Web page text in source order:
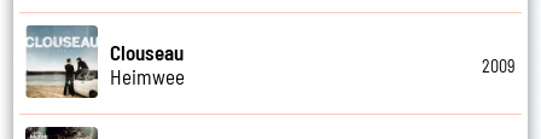
Clouseau
Heimwee
2009